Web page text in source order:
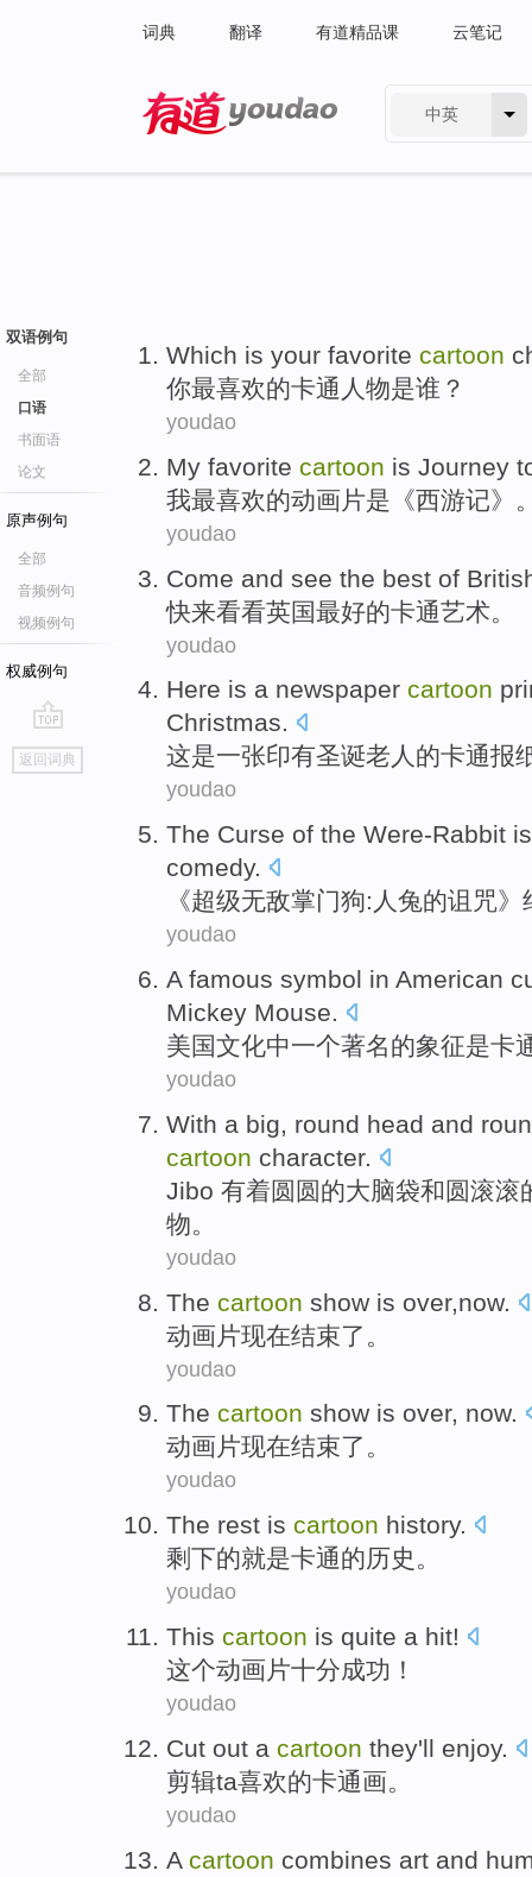
词典 翻译 有道精品课 云笔记
中英
双语例句
全部
口语
书面语
论文
原声例句
全部
音频例句
视频例句
权威例句
go
top
返回词典
Which is your favorite cartoon
你最喜欢的卡通 人物是谁？
youdao
My favorite cartoon is Journey
我最喜欢的动画片是 《西游记》
youdao
Come and see the best of
快来看看英国最好的卡通艺术。
youdao
Here is a newspaper cartoon
Christmas.
这是一张印有圣诞老人的卡通报
youdao
The Curse of the Were-Rabbit is
comedy.
《超级无敌掌门狗:人兔的诅咒》
youdao
A famous symbol in American
Mickey Mouse.
美国文化中一个著名的象征是卡
youdao
With a big, round head and
cartoon character.
Jibo 有着圆圆的大脑袋和 圆滚滚
物。
youdao
The cartoon show is over, now.
动画片现在结束了。
youdao
The cartoon show is over, now.
动画片现在结束了。
youdao
The rest is cartoon history.
剩下的就是卡通的历史 。
youdao
This cartoon is quite a hit!
这个动画片十分成功 ！
youdao
Cut out a cartoon they'll enjoy.
剪辑ta喜欢的卡通画。
youdao
A cartoon combines art and